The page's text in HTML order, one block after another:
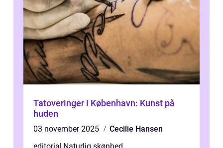
Tatoveringer i København: Kunst på
huden
03 november 2025
Cecilie Hansen